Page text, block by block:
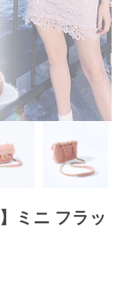
ミニ フラッ